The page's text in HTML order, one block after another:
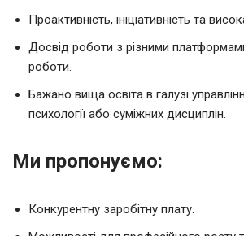
Проактивність, ініціативність та
Досвід роботи з різними
роботи.
Бажано вища освіта в галузі
психології або суміжних дисциплін.
Ми пропонуємо:
Конкурентну заробітну плату.